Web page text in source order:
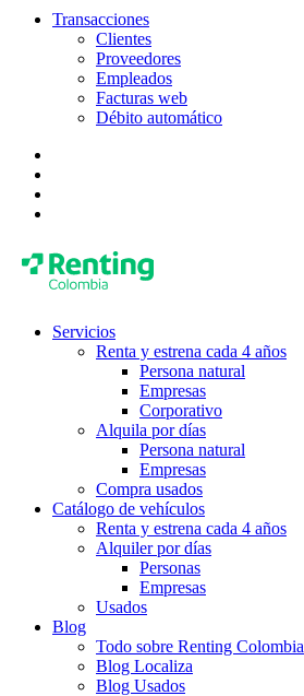
Transacciones
Clientes
Proveedores
Empleados
Facturas web
Débito automático
Servicios
Renta y estrena cada 4 años
Persona natural
Empresas
Corporativo
Alquila por días
Persona natural
Empresas
Compra usados
Catálogo de vehículos
Renta y estrena cada 4 años
Alquiler por días
Personas
Empresas
Usados
Blog
Todo sobre Renting Colombia
Blog Localiza
Blog Usados